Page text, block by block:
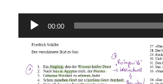
Audio-
Player
00:00